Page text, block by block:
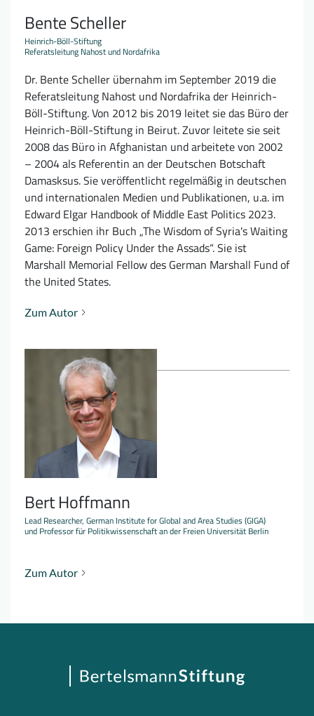
Bente Scheller
Heinrich-Böll-Stiftung
Referatsleitung Nahost und Nordafrika
Dr. Bente Scheller übernahm im September 2019 die
Referatsleitung Nahost und Nordafrika der Heinrich-
Böll-Stiftung. Von 2012 bis 2019 leitet sie das Büro der
Heinrich-Böll-Stiftung in Beirut. Zuvor leitete sie seit
2008 das Büro in Afghanistan und arbeitete von 2002
– 2004 als Referentin an der Deutschen Botschaft
Damasksus. Sie veröffentlicht regelmäßig in deutschen
und internationalen Medien und Publikationen, u.a. im
Edward Elgar Handbook of Middle East Politics 2023.
2013 erschien ihr Buch „The Wisdom of Syria's Waiting
Game: Foreign Policy Under the Assads“. Sie ist
Marshall Memorial Fellow des German Marshall Fund of
the United States.
Zum Autor
Bert Hoffmann
Lead Researcher, German Institute for Global and Area Studies (GIGA)
und Professor für Politikwissenschaft an der Freien Universität Berlin
Zum Autor